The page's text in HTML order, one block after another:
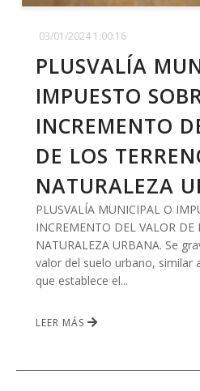
03/01/2024 1:00:16
PLUSVALÍA
IMPUESTO
INCREMENTO
DE LOS
NATURALEZA
PLUSVALÍA MUNICIPAL O
INCREMENTO DEL VALOR DE
NATURALEZA URBANA. Se
valor del suelo urbano, similar
que establece el...
LEER MÁS